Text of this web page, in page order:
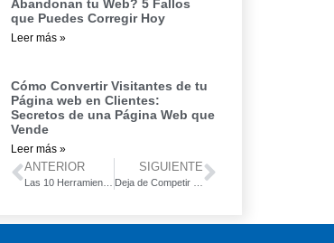
Abandonan tu Web? 5 Fallos
que Puedes Corregir Hoy
Leer más »
Cómo Convertir Visitantes de tu
Página web en Clientes:
Secretos de una Página Web que
Vende
Leer más »
ANTERIOR SIGUIENTE